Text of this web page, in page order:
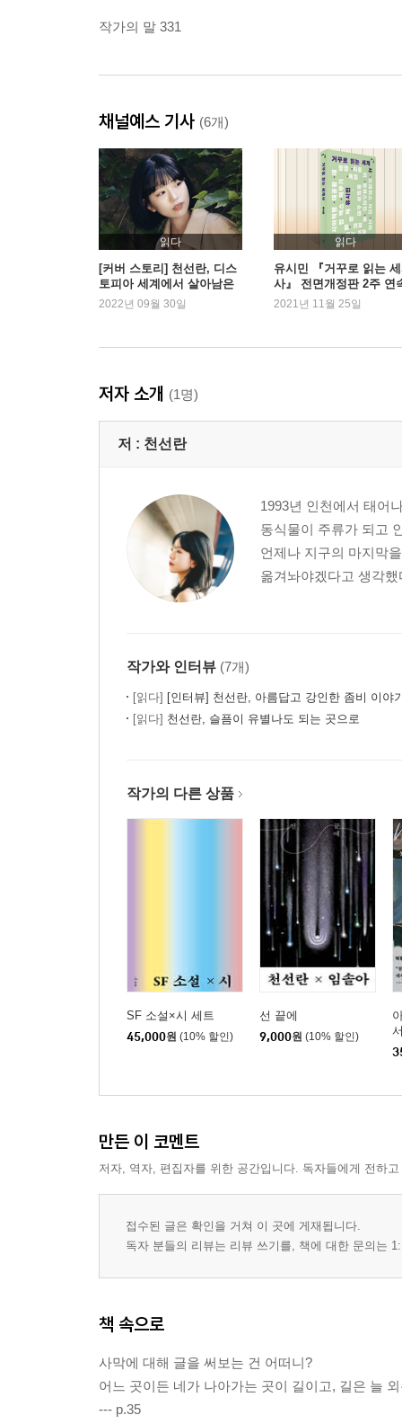
작가의 말 331
채널예스 기사 (6개)
읽다
[커버 스토리] 천선란, 디스
토피아 세계에서 살아남은
소설가
2022년 09월 30일
읽다
유시민 『거꾸로 읽는
사』 전면개정판 2주 연
위
2021년 11월 25일
저자 소개 (1명)
저 : 천선란
1993년 인천에서 태어
동식물이 주류가 되고
언제나 지구의 마지막
옮겨놔야겠다고 생각
작가와 인터뷰 (7개)
[읽다] [인터뷰] 천선란, 아름답고 강인한 좀비 이야
[읽다] 천선란, 슬픔이 유별나도 되는 곳으로
작가의 다른 상품
SF 소설×시 세트
45,000원 (10% 할인)
선 끝에
9,000원 (10% 할인)
만든 이 코멘트
저자, 역자, 편집자를 위한 공간입니다. 독자들에게 전하
접수된 글은 확인을 거쳐 이 곳에 게재됩니다.
독자 분들의 리뷰는 리뷰 쓰기를, 책에 대한 문의는
책 속으로
사막에 대해 글을 써보는 건 어떠니?
어느 곳이든 네가 나아가는 곳이 길이고, 길은 늘
--- p.35